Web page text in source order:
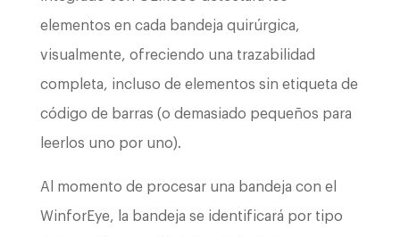
elementos en cada bandeja quirúrgica,
visualmente, ofreciendo una trazabilidad
completa, incluso de elementos sin etiqueta de
código de barras (o demasiado pequeños para
leerlos uno por uno).
Al momento de procesar una bandeja con el
WinforEye, la bandeja se identificará por tipo